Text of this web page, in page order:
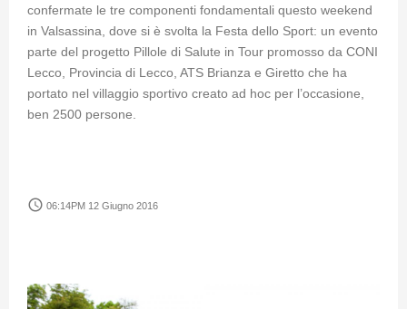
confermate le tre componenti fondamentali questo weekend
in Valsassina, dove si è svolta la Festa dello Sport: un evento
parte del progetto Pillole di Salute in Tour promosso da CONI
Lecco, Provincia di Lecco, ATS Brianza e Giretto che ha
portato nel villaggio sportivo creato ad hoc per l’occasione,
ben 2500 persone.
access_time 06:14PM 12 Giugno 2016